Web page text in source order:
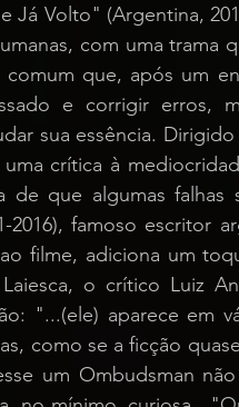
Já Volto" (Argentina,
com uma trama
que, após um
e corrigir erros,
sua essência.
crítica à
que algumas falhas
2016), famoso escritor
filme, adiciona um
o crítico Luiz
"...(ele) aparece em
como se a ficção
um Ombudsman